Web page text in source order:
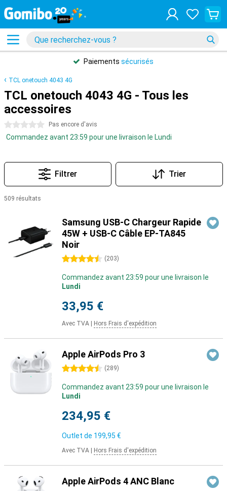
Paiements sécurisés
TCL onetouch 4043 4G
TCL onetouch 4043 4G - Tous les
accessoires
0 étoiles Pas encore d'avis
Commandez avant 23:59 pour une livraison le Lundi
Filtrer Trier
509 résultats
Samsung USB-C Chargeur Rapide
45W + USB-C Câble EP-TA845
Noir
4.5 étoiles (203)
Commandez avant 23:59 pour une livraison le
Lundi
33,95 €
Avec TVA Hors Frais d'expédition
Apple AirPods Pro 3
4.5 étoiles (289)
Commandez avant 23:59 pour une livraison le
Lundi
234,95 €
Outlet de 199,95 €
Avec TVA Hors Frais d'expédition
Apple AirPods 4 ANC Blanc